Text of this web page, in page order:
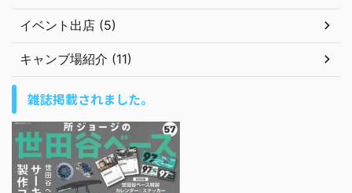
イベント出店 (5)
キャンブ場紹介 (11)
雑誌掲載されました。